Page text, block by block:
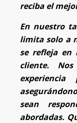
reciba el
En nuestro
limita solo a
se refleja en
cliente.
sean
abordadas.